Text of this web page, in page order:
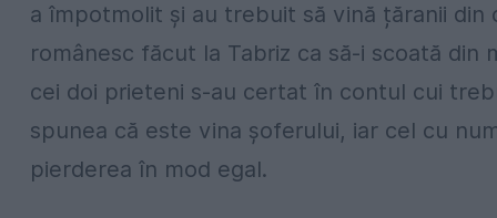
a împotmolit și au trebuit să vină țăranii
românesc făcut la Tabriz ca să-i scoată din
cei doi prieteni s-au certat în contul cui
spunea că este vina șoferului, iar cel cu
pierderea în mod egal.